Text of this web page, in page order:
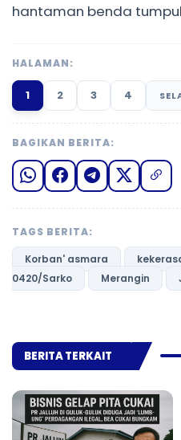
hantaman benda
HALAMAN:
1 2 3 4
BAGIKAN BERITA:
TAGS BERITA:
Korban' asmara
0420/Sarko
Merangin
BERITA TERKAIT